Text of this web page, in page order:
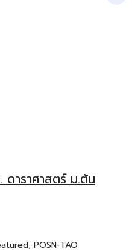
ดาราศาสตร์ ม.ต้น
, POSN-TAO